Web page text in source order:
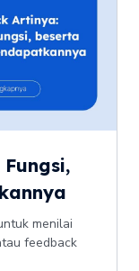
menilai
feedback